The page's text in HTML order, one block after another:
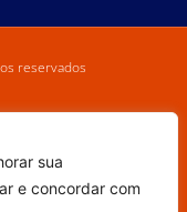
sua
e concordar com
reservados